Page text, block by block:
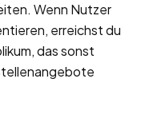
Wenn Nutzer
erreichst du
das sonst